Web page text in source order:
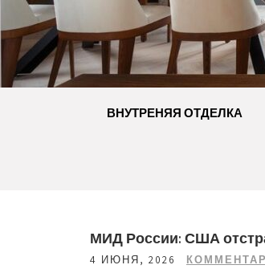
Перейти
к
содержимому
ВНУТРЕНЯЯ ОТДЕЛКА
МИД России: США
4 ИЮНЯ, 2026